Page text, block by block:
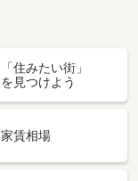
「住みたい街」
を見つけよう
家賃相場